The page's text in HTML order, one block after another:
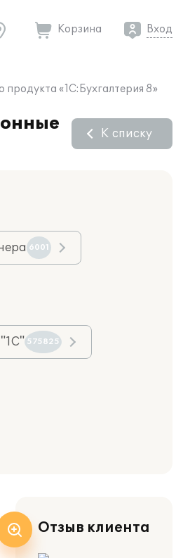
Корзина Вход
«1С:Бухгалтерия 8»
К списку
6001
575825
Отзыв клиента